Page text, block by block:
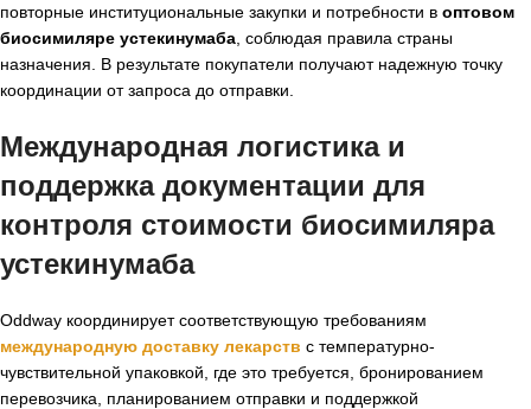
повторные институциональные закупки и потребности в оптовом
биосимиляре устекинумаба , соблюдая правила страны
назначения. В результате покупатели получают надежную точку
координации от запроса до отправки.
Международная логистика и
поддержка документации для
контроля стоимости биосимиляра
устекинумаба
Oddway координирует соответствующую требованиям
международную доставку лекарств с температурно-
чувствительной упаковкой, где это требуется, бронированием
перевозчика, планированием отправки и поддержкой